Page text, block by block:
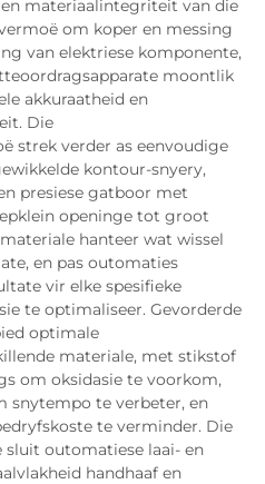
materiaalintegriteit van die
om koper en messing
van elektriese komponente,
moontlik
akkuraatheid en
Die
strek verder as eenvoudige
kontour-snyery,
presiese gatboor met
openinge tot groot
hanteer wat wissel
en pas outomaties
vir elke spesifieke
te optimaliseer. Gevorderde
optimale
materiale, met stikstof
om oksidasie te voorkom,
snytempo te verbeter, en
te verminder. Die
outomatiese laai- en
handhaaf en